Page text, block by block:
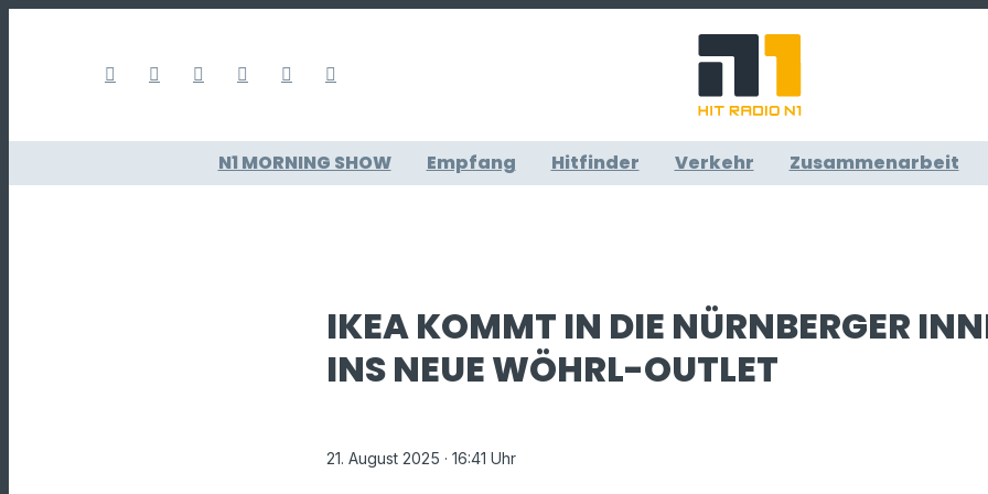
N1 MORNING SHOW Empfang Hitfinder Verkehr Zusammenarbeit
IKEA KOMMT IN DIE NÜRNBERGER
INS NEUE WÖHRL-OUTLET
21. August 2025 · 16:41 Uhr